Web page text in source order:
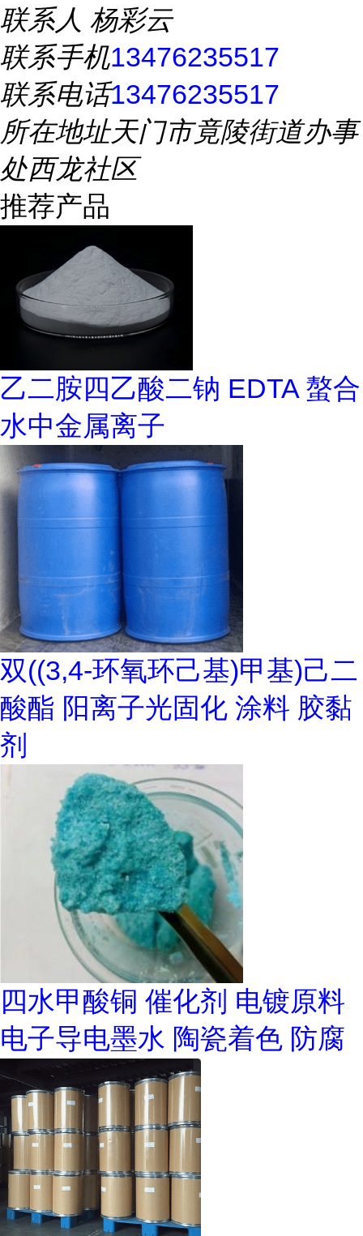
联系人 杨彩云
联系手机13476235517
联系电话13476235517
所在地址天门市竟陵街道办事
处西龙社区
推荐产品
乙二胺四乙酸二钠 EDTA 螯合
水中金属离子
双((3,4-环氧环己基)甲基)己二
酸酯 阳离子光固化 涂料 胶黏
剂
四水甲酸铜 催化剂 电镀原料
电子导电墨水 陶瓷着色 防腐